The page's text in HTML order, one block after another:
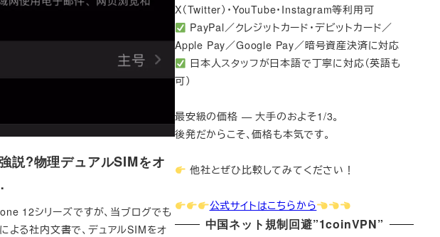
説?物理デュアルSIMをオ
12シリーズですが、当ブログでも
よる社内文書で、デュアルSIMをオ
X（Twitter）・YouTube・Instagram等利用可
PayPal／クレジットカード・デビットカード／
Apple Pay／Google Pay／暗号資産決済に対応
日本人スタッフが日本語で丁寧に対応（英語も
可）
最安級の価格 — 大手のおよそ1/3。
後発だからこそ、価格も本気です。
他社とぜひ比較してみてください！
公式サイトはこちらから
中国ネット規制回避”1coinVPN”